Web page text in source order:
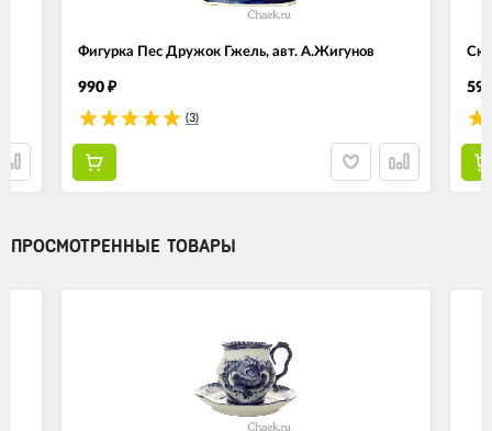
Фигурка Пес Дружок Гжель, авт. А.Жигунов
990 ₽
(3)
ПРОСМОТРЕННЫЕ ТОВАРЫ